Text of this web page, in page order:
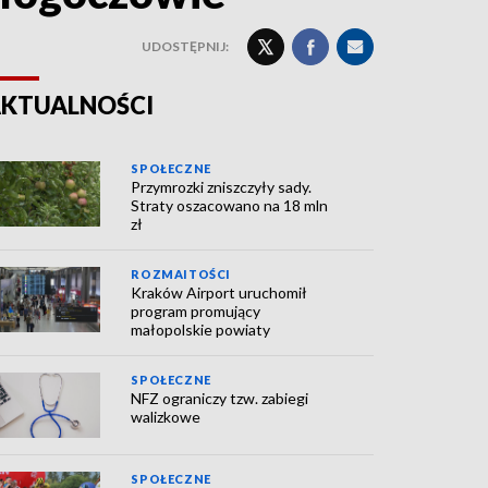
UDOSTĘPNIJ:
SPOŁECZNE
Przymrozki zniszczyły sady.
Straty oszacowano na 18 mln
zł
ROZMAITOŚCI
Kraków Airport uruchomił
program promujący
małopolskie powiaty
SPOŁECZNE
NFZ ograniczy tzw. zabiegi
walizkowe
SPOŁECZNE